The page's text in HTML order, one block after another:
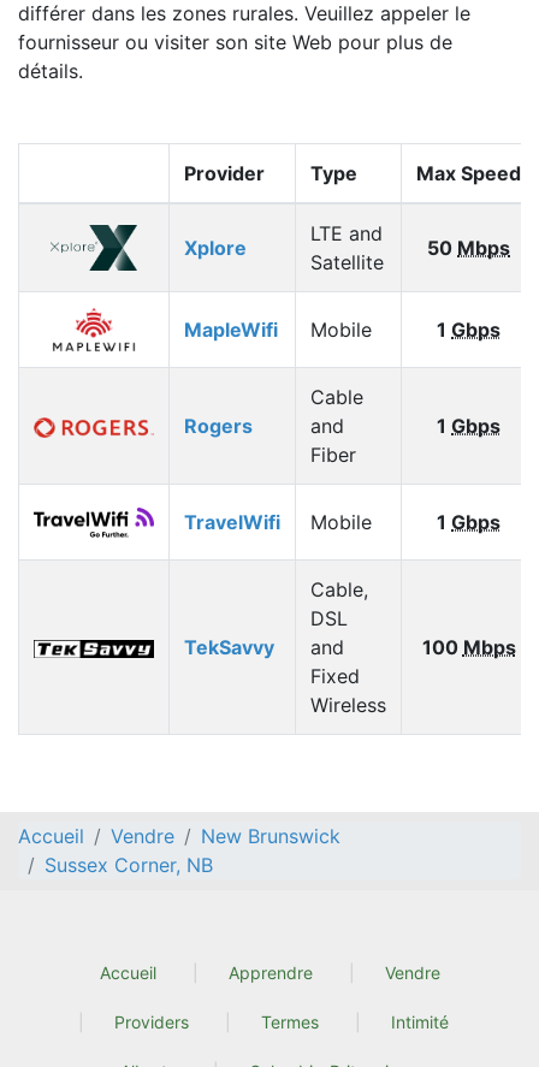
différer dans les zones rurales. Veuillez appeler le
fournisseur ou visiter son site Web pour plus de
détails.
Provider Type Max Speed
Xplore
LTE and
Satellite
50 Mbps
MapleWifi Mobile 1 Gbps
Rogers
Cable
and
Fiber
1 Gbps
TravelWifi Mobile 1 Gbps
TekSavvy
Cable,
DSL
and
Fixed
Wireless
100 Mbps
Accueil Vendre
New Brunswick
Sussex Corner, NB
Accueil Apprendre Vendre
Providers Termes Intimité